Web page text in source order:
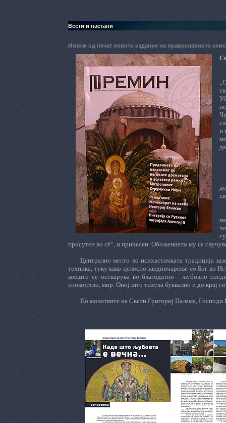
Вести и настани
Излезе од печат новото издание на православното
и
присутен во сè“, и причесен. Обожението му се
Централно место во исихастичката традиција
техника, туку како целосно заедничарење со Бог во
коешто се остварува во благодатно - љубовно
спокојство, мир. Оној што тихува буквално и до крај
По молитвите на Свети Григориј Палама, Господи